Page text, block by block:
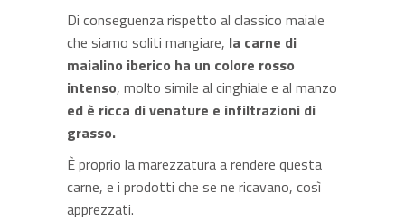
Di conseguenza rispetto al classico maiale
che siamo soliti mangiare, la carne di
maialino iberico ha un colore rosso
intenso, molto simile al cinghiale e al manzo
ed è ricca di venature e infiltrazioni di
grasso.
È proprio la marezzatura a rendere questa
carne, e i prodotti che se ne ricavano, così
apprezzati.